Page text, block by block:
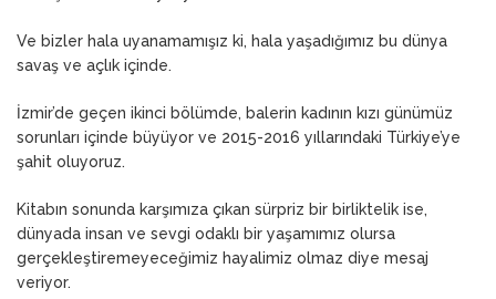
Ve bizler hala uyanamamışız ki, hala yaşadığımız bu dünya
savaş ve açlık içinde.
İzmir’de geçen ikinci bölümde, balerin kadının kızı günümüz
sorunları içinde büyüyor ve 2015-2016 yıllarındaki Türkiye’ye
şahit oluyoruz.
Kitabın sonunda karşımıza çıkan sürpriz bir birliktelik ise,
dünyada insan ve sevgi odaklı bir yaşamımız olursa
gerçekleştiremeyeceğimiz hayalimiz olmaz diye mesaj
veriyor.